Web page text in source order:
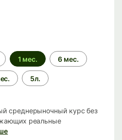
1 мес. 6 мес.
5л.
среднерыночный курс без
реальные